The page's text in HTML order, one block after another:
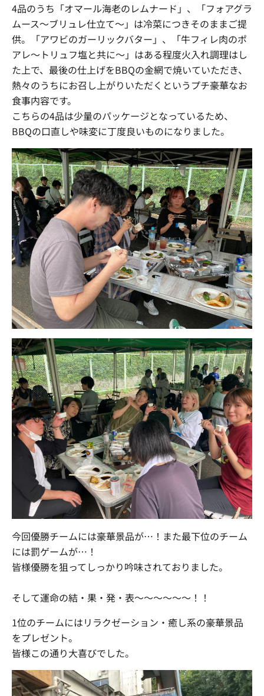
4品のうち「オマール海老のレムナード」、「フォアグラ
ムース〜ブリュレ仕立て〜」は冷菜につきそのままご提
供。「アワビのガーリックバター」、「牛フィレ肉のポ
アレ〜トリュフ塩と共に〜」はある程度火入れ調理はし
た上で、最後の仕上げをBBQの金網で焼いていただき、
熱々のうちにお召し上がりいただくというプチ豪華なお
食事内容です。
こちらの4品は少量のパッケージとなっているため、
BBQの口直しや味変に丁度良いものになりました。
今回優勝チームには豪華景品が…！また最下位のチーム
には罰ゲームが…！
皆様優勝を狙ってしっかり吟味されておりました。
そして運命の結・果・発・表～～～～～～！！
1位のチームにはリラクゼーション・癒し系の豪華景品
をプレゼント。
皆様この通り大喜びでした。